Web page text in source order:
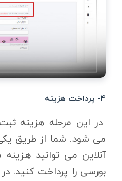
۴- پرداخت هزینه
در این مرحله هزینه
می شود. شما از طریق
آنلاین می توانید
بورسی را پرداخت کنید.